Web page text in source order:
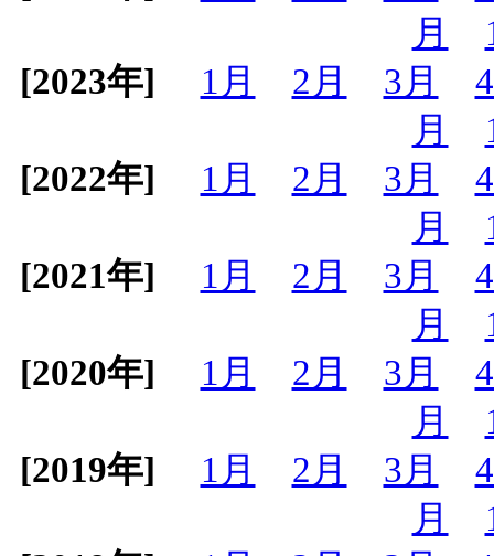
月
[2023年]
1月 2月 3月
月
[2022年]
1月 2月 3月
月
[2021年]
1月 2月 3月
月
[2020年]
1月 2月 3月
月
[2019年]
1月 2月 3月
月